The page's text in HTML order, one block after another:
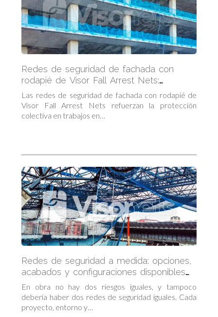
Redes de seguridad de fachada con
rodapié de Visor Fall Arrest Nets:
Protección completa en altura
Las redes de seguridad de fachada con rodapié de
Visor Fall Arrest Nets refuerzan la protección
colectiva en trabajos en…
Redes de seguridad a medida: opciones,
acabados y configuraciones disponibles
en Visor Fall Arrest Nets
En obra no hay dos riesgos iguales, y tampoco
debería haber dos redes de seguridad iguales. Cada
proyecto, entorno y…